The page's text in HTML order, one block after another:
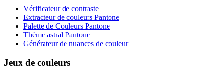
Vérificateur de contraste
Extracteur de couleurs Pantone
Palette de Couleurs Pantone
Thème astral Pantone
Générateur de nuances de couleur
Jeux de couleurs